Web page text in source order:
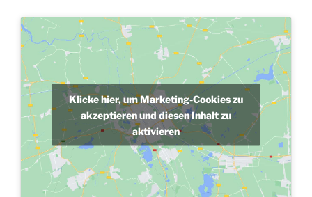
Klicke hier, um Marketing-Cookies zu
akzeptieren und diesen Inhalt zu
aktivieren